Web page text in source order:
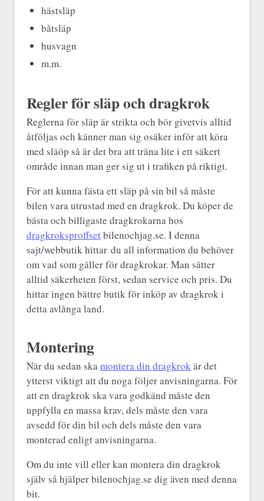
hästsläp
båtsläp
husvagn
m.m.
Regler för släp och dragkrok
Reglerna för släp är strikta och bör givetvis alltid
åtföljas och känner man sig osäker inför att köra
med släöp så är det bra att träna lite i ett säkert
område innan man ger sig ut i trafiken på riktigt.
För att kunna fästa ett släp på sin bil så måste
bilen vara utrustad med en dragkrok. Du köper de
bästa och billigaste dragkrokarna hos
dragkroksproffsetbilenochjag.se. I denna
sajt/webbutik hittar du all information du behöver
om vad som gäller för dragkrokar. Man sätter
alltid säkerheten först, sedan service och pris. Du
hittar ingen bättre butik för inköp av dragkrok i
detta avlånga land.
Montering
När du sedan skamontera din dragkrokär det
ytterst viktigt att du noga följer anvisningarna. För
att en dragkrok ska vara godkänd måste den
uppfylla en massa krav, dels måste den vara
avsedd för din bil och dels måste den vara
monterad enligt anvisningarna.
Om du inte vill eller kan montera din dragkrok
själv så hjälper bilenochjag.se dig även med denna
bit.